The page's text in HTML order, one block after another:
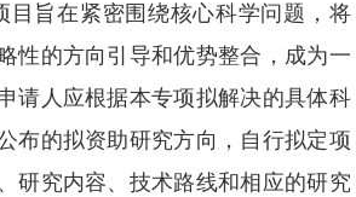
旨在紧密围绕核心科学问题，将
性的方向引导和优势整合，成为一
请人应根据本专项拟解决的具体科
布的拟资助研究方向，自行拟定项
研究内容、技术路线和相应的研究